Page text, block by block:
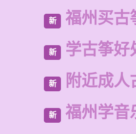
新 福州买古
新 学古筝好
新 附近成
新 福州学音